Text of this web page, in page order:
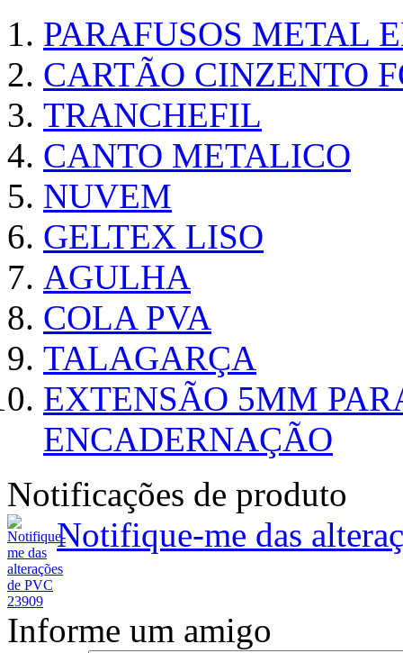
PARAFUSOS METAL
CARTÃO CINZENTO
TRANCHEFIL
CANTO METALICO
NUVEM
GELTEX LISO
AGULHA
COLA PVA
TALAGARÇA
EXTENSÃO 5MM
ENCADERNAÇÃO
Notificações de produto
Notifique-me das
Informe um amigo